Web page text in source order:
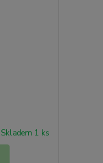
Skladem 1 ks